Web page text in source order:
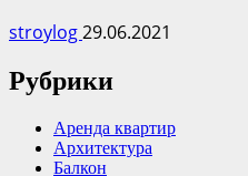
stroylog29.06.2021
Рубрики
Аренда квартир
Архитектура
Балкон